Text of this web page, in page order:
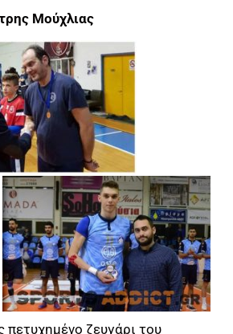
Μούχλιας
ζευγάρι του